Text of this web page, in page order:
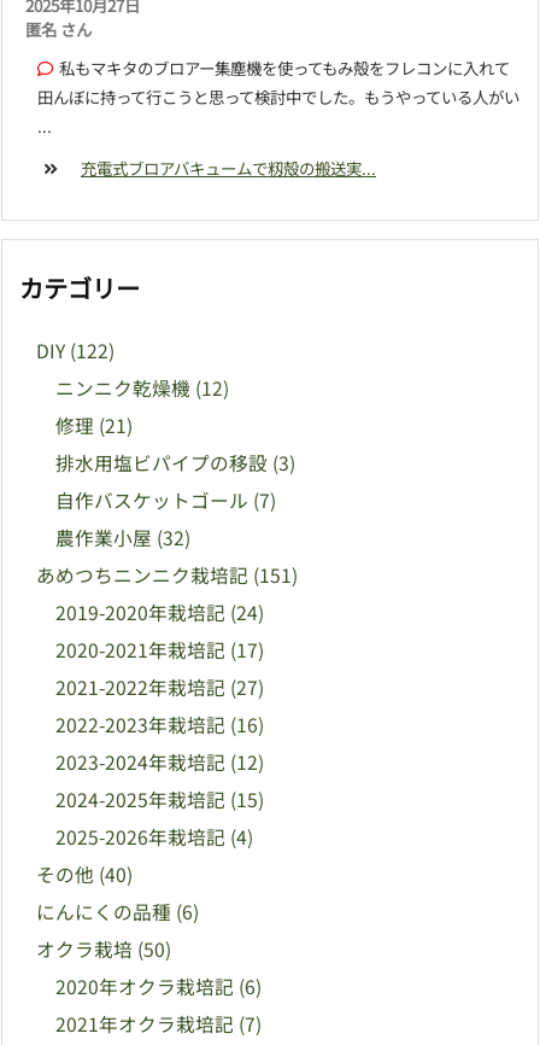
匿名 さん
私もマキタのブロアー集塵機を使ってもみ殻をフレコンに入れて
田んぼに持って行こうと思って検討中でした。もうやっている人がい
...
充電式ブロアバキュームで籾殻の搬送実...
カテゴリー
DIY (122)
ニンニク乾燥機 (12)
修理 (21)
排水用塩ビパイプの移設 (3)
自作バスケットゴール (7)
農作業小屋 (32)
あめつちニンニク栽培記 (151)
2019-2020年栽培記 (24)
2020-2021年栽培記 (17)
2021-2022年栽培記 (27)
2022-2023年栽培記 (16)
2023-2024年栽培記 (12)
2024-2025年栽培記 (15)
2025-2026年栽培記 (4)
その他 (40)
にんにくの品種 (6)
オクラ栽培 (50)
2020年オクラ栽培記 (6)
2021年オクラ栽培記 (7)